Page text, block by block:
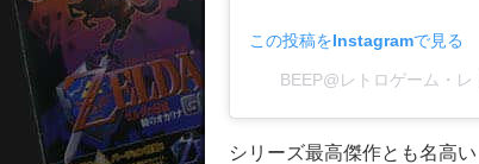
この投稿をInstagramで見る
BEEP@レトロゲーム・
シリーズ最高傑作とも名高